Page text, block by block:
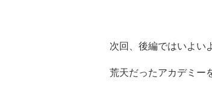
次回、後編ではいよい
荒天だったアカデミー